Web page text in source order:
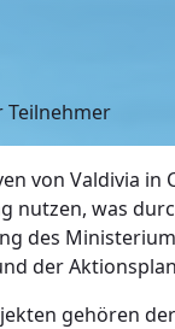
Teilnehmer
von Valdivia
nutzen, was
des
der
gehören